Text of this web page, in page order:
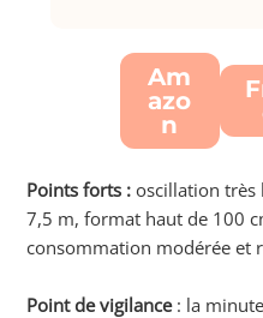
Am
azo
n
Points forts : oscillation très
7,5 m, format haut de 100
consommation modérée et
Point de vigilance : la